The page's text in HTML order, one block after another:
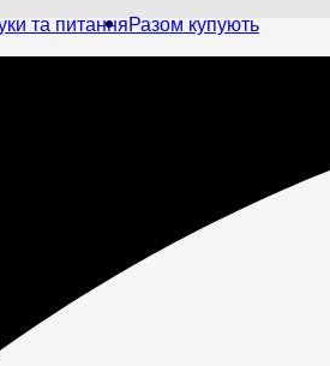
та питанняРазом купують